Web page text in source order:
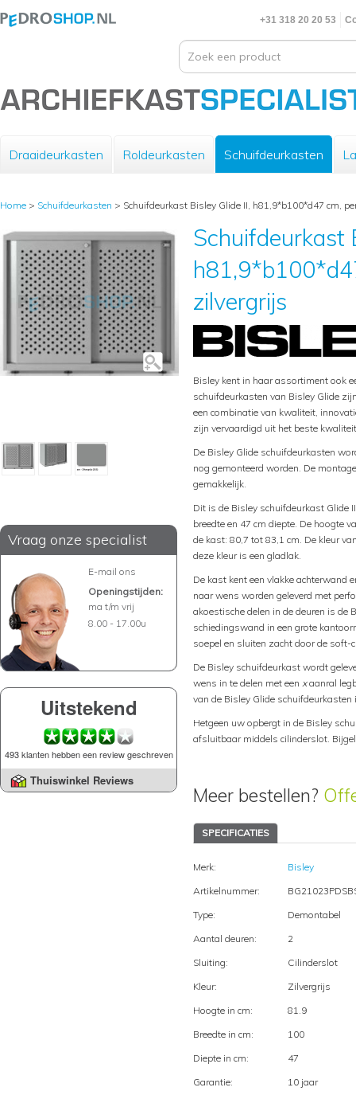
+31 318 20 20 53
Draaideurkasten Roldeurkasten Schuifdeurkasten
Home > Schuifdeurkasten > Schuifdeurkast Bisley Glide II, h81,9*b100*d47 cm,
Vraag onze specialist
E-mail ons
Openingstijden:
ma t/m vrij
8.00 - 17.00u
Uitstekend
493 klanten hebben een review geschreven
Thuiswinkel Reviews
Schuifdeurkast
zilvergrijs
Bisley kent in haar assortiment ook
schuifdeurkasten van Bisley Glide
een combinatie van kwaliteit,
zijn vervaardigd uit het beste
De Bisley Glide schuifdeurkasten
nog gemonteerd worden. De
gemakkelijk.
Dit is de Bisley schuifdeurkast Glide
breedte en 47 cm diepte. De hoogte
de kast: 80,7 tot 83,1 cm. De kleur
deze kleur is een gladlak.
De kast kent een vlakke achterwand
naar wens worden geleverd met
akoestische delen in de deuren is
schiedingswand in een grote
soepel en sluiten zacht door de
De Bisley schuifdeurkast wordt
wens in te delen met een xaanral
van de Bisley Glide
Hetgeen uw opbergt in de Bisley
afsluitbaar middels cilinderslot.
Meer bestellen?
SPECIFICATIES
Merk:
Bisley
Artikelnummer:
Type:
Demontabel
Aantal deuren:
2
Sluiting:
Cilinderslot
Kleur:
Zilvergrijs
Hoogte in cm:
81.9
Breedte in cm:
100
Diepte in cm:
47
Garantie:
10 jaar